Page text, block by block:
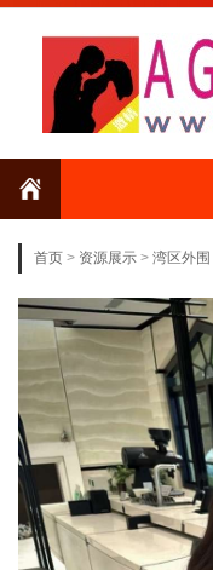
首页 > 资源展示 > 湾区外围